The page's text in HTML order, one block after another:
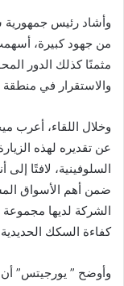
وأشاد رئيس جمهورية
من جهود كبيرة،
مثمنًا كذلك الدور
والاستقرار في
وخلال اللقاء، أعرب
عن تقديره لهذه
السلوفينية، لافتًا
ضمن أهم الأسواق
الشركة لديها مجموعة
كفاءة السكك
وأوضح ” يورجيتس”